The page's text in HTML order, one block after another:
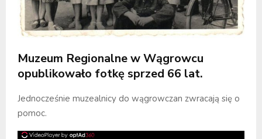
Muzeum Regionalne w Wągrowcu
opublikowało fotkę sprzed 66 lat.
Jednocześnie muzealnicy do wągrowczan zwracają się o
pomoc.